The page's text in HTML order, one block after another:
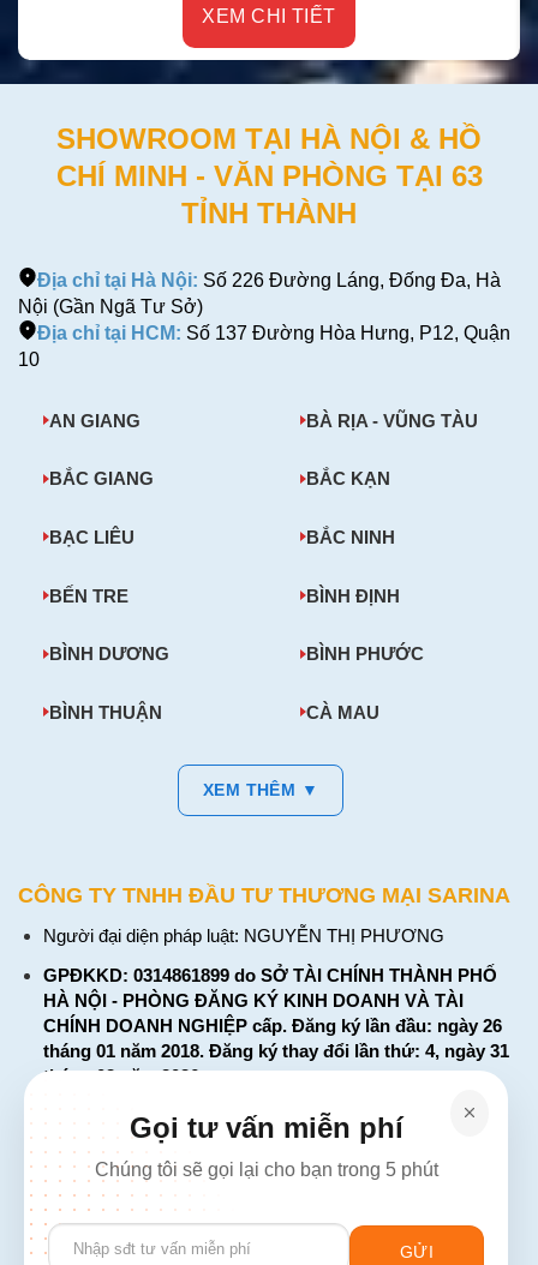
XEM CHI TIẾT
SHOWROOM TẠI HÀ NỘI & HỒ
CHÍ MINH - VĂN PHÒNG TẠI 63
TỈNH THÀNH
Địa chỉ tại Hà Nội: Số 226 Đường Láng, Đống Đa, Hà
Nội (Gần Ngã Tư Sở)
Địa chỉ tại HCM: Số 137 Đường Hòa Hưng, P12, Quận
10
AN GIANG BÀ RỊA - VŨNG TÀU
BẮC GIANG BẮC KẠN
BẠC LIÊU BẮC NINH
BẾN TRE BÌNH ĐỊNH
BÌNH DƯƠNG BÌNH PHƯỚC
BÌNH THUẬN CÀ MAU
XEM THÊM ▼
CÔNG TY TNHH ĐẦU TƯ THƯƠNG MẠI SARINA
Người đại diện pháp luật: NGUYỄN THỊ PHƯƠNG
GPĐKKD: 0314861899 do SỞ TÀI CHÍNH THÀNH PHỐ
HÀ NỘI - PHÒNG ĐĂNG KÝ KINH DOANH VÀ TÀI
CHÍNH DOANH NGHIỆP cấp. Đăng ký lần đầu: ngày 26
tháng 01 năm 2018. Đăng ký thay đổi lần thứ: 4, ngày 31
tháng 03 năm 2026
226 Đường Láng, Đống Đa, Hà Nội
137 Đường Hòa Hưng, Phường 12, Quận 10, TP. Hồ Chí
Minh
Hotline: 1900 2106 - 0386 001 001
Email:Giaiphap3g@gmail.com
Gọi tư vấn miễn phí
Chúng tôi sẽ gọi lại cho bạn trong 5 phút
Please